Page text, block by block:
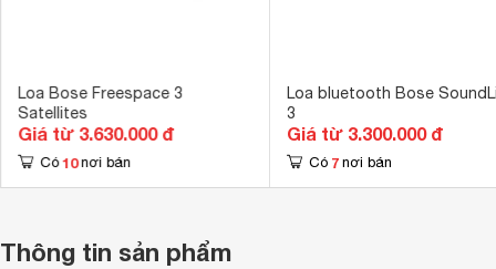
Loa Bose Freespace 3
Satellites
Giá từ 3.630.000 đ
Có 10 nơi bán
Loa bluetooth Bose
3
Giá từ 3.300.000 đ
Có 7 nơi bán
Thông tin sản phẩm